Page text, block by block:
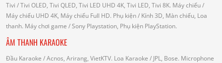
Tivi / Tivi OLED, Tivi QLED, Tivi LED UHD 4K, Tivi LED, Tivi 8K. Máy chiếu/
Máy chiếu UHD 4K, Máy chiếu Full HD. Phụ kiện/ Kính 3D, Màn chiếu, Loa
thanh. Máy chơi game / Sony Playstation, Phụ kiện PlayStation.
ÂM THANH KARAOKE
Đầu Karaoke / Acnos, Arirang, VietKTV. Loa Karaoke / JPL, Bose. Microphone